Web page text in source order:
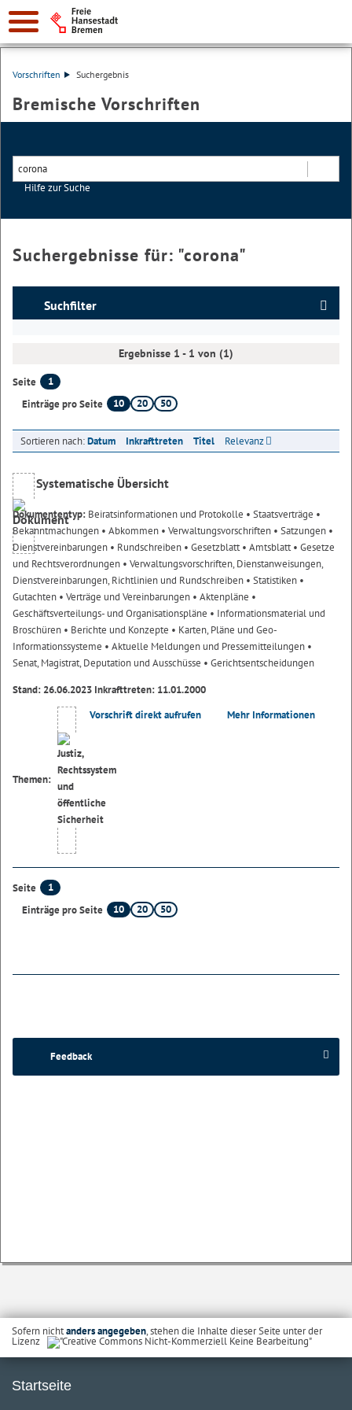
Vorschriften Suchergebnis
Bremische Vorschriften
Hilfe zur Suche
Suchergebnisse für: "corona"
Suchfilter
Ergebnisse 1 - 1 von (1)
Seite
1
Einträge pro Seite
10 20 50
Sortieren nach:Datum Inkrafttreten Titel Relevanz
Systematische Übersicht
Dokumententyp: Beiratsinformationen und Protokolle • Staatsverträge •
Bekanntmachungen • Abkommen • Verwaltungsvorschriften • Satzungen •
Dienstvereinbarungen • Rundschreiben • Gesetzblatt• Amtsblatt• Gesetze
und Rechtsverordnungen • Verwaltungsvorschriften, Dienstanweisungen,
Dienstvereinbarungen, Richtlinien und Rundschreiben • Statistiken •
Gutachten • Verträge und Vereinbarungen • Aktenpläne •
Geschäftsverteilungs- und Organisationspläne • Informationsmaterial und
Broschüren • Berichte und Konzepte • Karten, Pläne und Geo-
Informationssysteme • Aktuelle Meldungen und Pressemitteilungen •
Senat, Magistrat, Deputation und Ausschüsse • Gerichtsentscheidungen
Stand: 26.06.2023 Inkrafttreten: 11.01.2000
Themen:
Vorschrift direkt aufrufen Mehr Informationen
Seite
1
Einträge pro Seite
10 20 50
Feedback
Sofern nichtanders angegeben, stehen die Inhalte dieser Seite unter der
Lizenz
Startseite